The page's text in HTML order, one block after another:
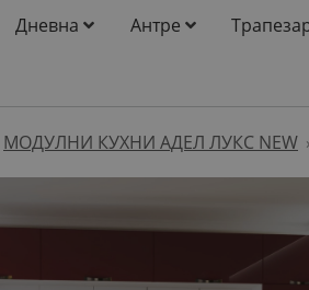
Дневна Антре
МОДУЛНИ КУХНИ АДЕЛ ЛУКС NEW